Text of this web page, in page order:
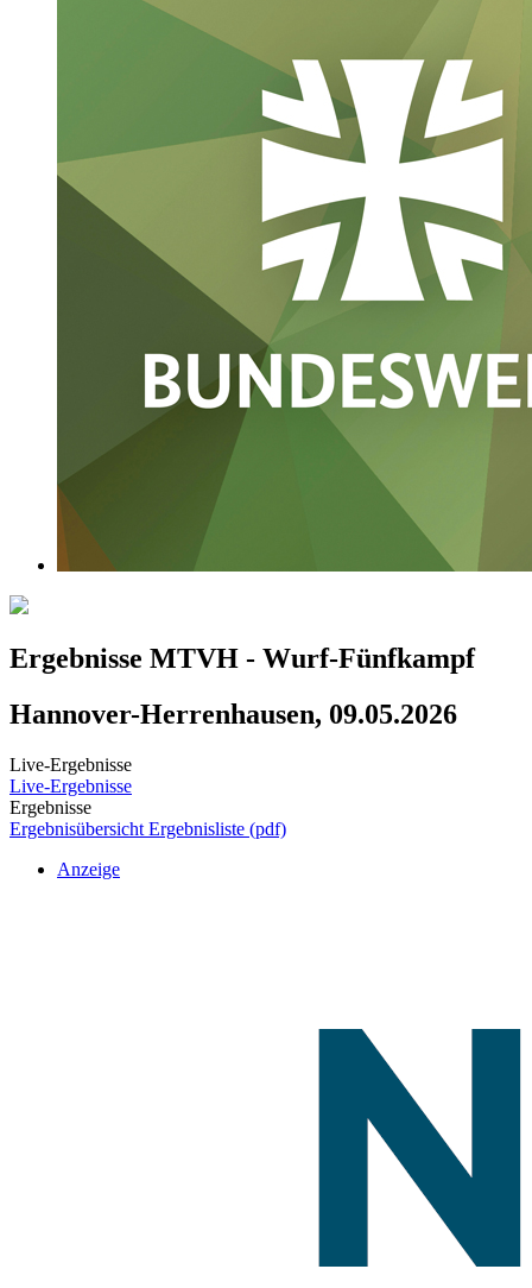
Ergebnisse MTVH - Wurf-Fünfkampf
Hannover-Herrenhausen, 09.05.2026
Live-Ergebnisse
Live-Ergebnisse
Ergebnisse
Ergebnisübersicht Ergebnisliste (pdf)
Anzeige